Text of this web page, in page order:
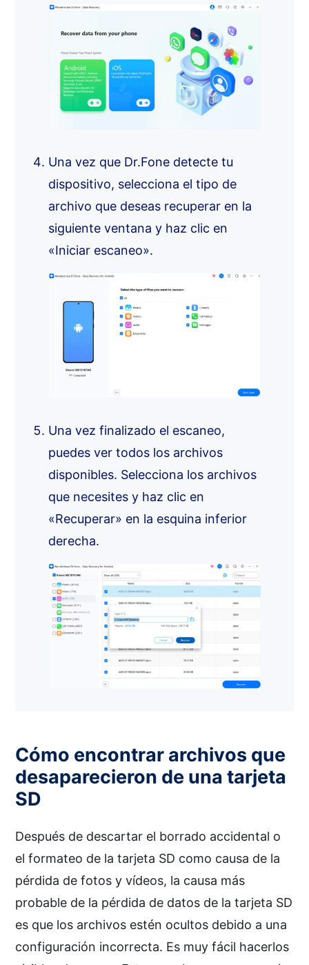
Una vez que Dr.Fone detecte tu
dispositivo, selecciona el tipo de
archivo que deseas recuperar en la
siguiente ventana y haz clic en
«Iniciar escaneo».
Una vez finalizado el escaneo,
puedes ver todos los archivos
disponibles. Selecciona los archivos
que necesites y haz clic en
«Recuperar» en la esquina inferior
derecha.
Cómo encontrar archivos que
desaparecieron de una tarjeta
SD
Después de descartar el borrado accidental o
el formateo de la tarjeta SD como causa de la
pérdida de fotos y vídeos, la causa más
probable de la pérdida de datos de la tarjeta SD
es que los archivos estén ocultos debido a una
configuración incorrecta. Es muy fácil hacerlos